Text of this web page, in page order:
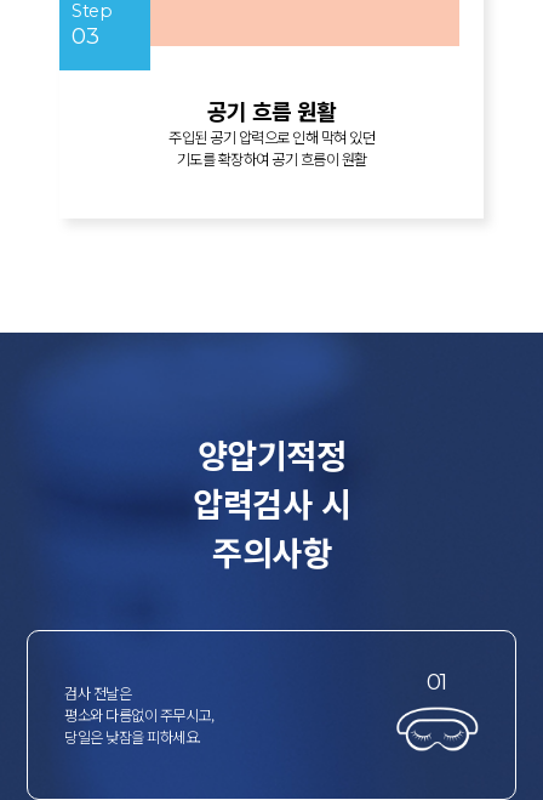
숨
Step
03
공기 흐름 원활
주입된 공기 압력으로 인해 막혀 있던
기도를 확장하여 공기 흐름이 원활
양압기적정
압력검사 시
주의사항
검사 전날은
평소와 다름없이 주무시고,
당일은 낮잠을 피하세요.
01